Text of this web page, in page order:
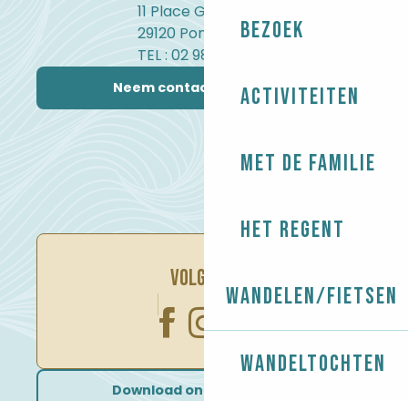
Bezoek
Activiteiten
Met de familie
Het regent
Wandelen/Fietsen
Wandeltochten
11 Place Gambetta
29120 Pont-l'Abbé
TEL : 02 98 82 37 99
Neem contact met ons op
VOLG ONS
Download onze brochures